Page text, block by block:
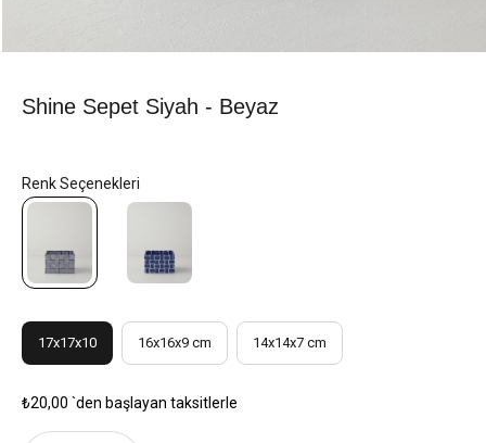
Shine Sepet Siyah - Beyaz
17x17x10 16x16x9 cm 14x14x7 cm
₺20,00 `den başlayan taksitlerle